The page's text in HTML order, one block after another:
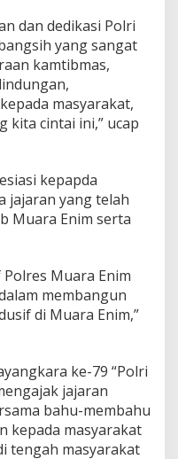
dan dedikasi Polri
yang sangat
kamtibmas,
masyarakat,
kita cintai ini,” ucap
kepapda
jajaran yang telah
Muara Enim serta
Muara Enim
membangun
di Muara Enim,”
ke-79 “Polri
jajaran
bahu-membahu
kepada masyarakat
tengah masyarakat